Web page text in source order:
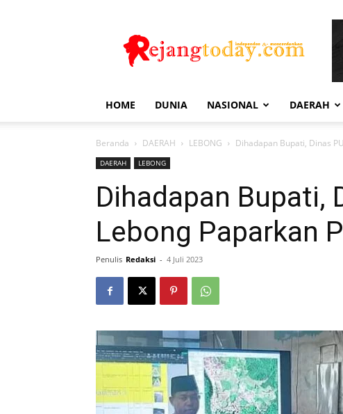
Today
HOME DUNIA NASIONAL DAERAH
Beranda DAERAH LEBONG Dihadapan Bupati, Dinas
DAERAH LEBONG
Dihadapan Bupati,
Lebong Paparkan
Penulis Redaksi - 4 Juli 2023